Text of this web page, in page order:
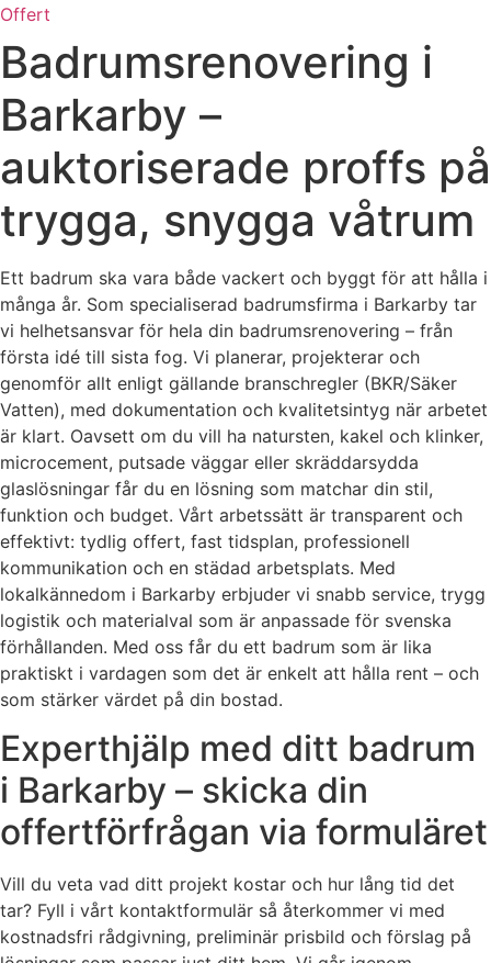
Offert
Badrumsrenovering i
Barkarby –
auktoriserade proffs på
trygga, snygga våtrum
Ett badrum ska vara både vackert och byggt för att hålla i
många år. Som specialiserad badrumsfirma i Barkarby tar
vi helhetsansvar för hela din badrumsrenovering – från
första idé till sista fog. Vi planerar, projekterar och
genomför allt enligt gällande branschregler (BKR/Säker
Vatten), med dokumentation och kvalitetsintyg när arbetet
är klart. Oavsett om du vill ha natursten, kakel och klinker,
microcement, putsade väggar eller skräddarsydda
glaslösningar får du en lösning som matchar din stil,
funktion och budget. Vårt arbetssätt är transparent och
effektivt: tydlig offert, fast tidsplan, professionell
kommunikation och en städad arbetsplats. Med
lokalkännedom i Barkarby erbjuder vi snabb service, trygg
logistik och materialval som är anpassade för svenska
förhållanden. Med oss får du ett badrum som är lika
praktiskt i vardagen som det är enkelt att hålla rent – och
som stärker värdet på din bostad.
Experthjälp med ditt badrum
i Barkarby – skicka din
offertförfrågan via formuläret
Vill du veta vad ditt projekt kostar och hur lång tid det
tar? Fyll i vårt kontaktformulär så återkommer vi med
kostnadsfri rådgivning, preliminär prisbild och förslag på